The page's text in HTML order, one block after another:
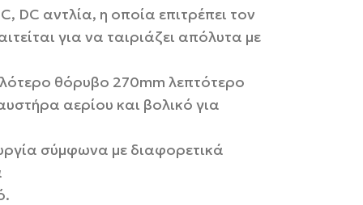
DC αντλία, η οποία επιτρέπει τον
για να ταιριάζει απόλυτα με
θόρυβο 270mm λεπτότερο
αερίου και βολικό για
σύμφωνα με διαφορετικά